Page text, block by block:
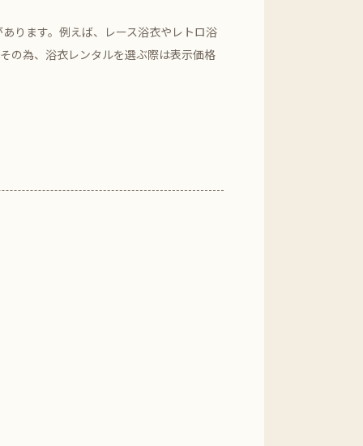
ります。例えば、レース浴衣やレトロ浴
の為、浴衣レンタルを選ぶ際は表示価格